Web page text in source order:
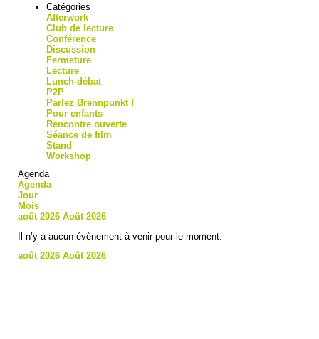
Catégories
Afterwork
Club de lecture
Conférence
Discussion
Fermeture
Lecture
Lunch-débat
P2P
Parlez Brennpunkt !
Pour enfants
Rencontre ouverte
Séance de film
Stand
Workshop
Agenda
Agenda
Jour
Mois
août 2026 Août 2026
Il n’y a aucun évènement à venir pour le moment.
août 2026 Août 2026